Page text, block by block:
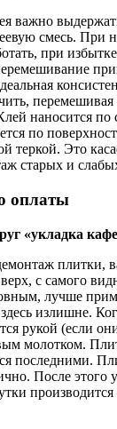
важно
смесь. При
при
перемешивая
наносится по
по
теркой. Это
старых и
оплаты
«укладка
плитки,
с самого
лучше
излишне.
рукой (если
молотком.
последними.
После этого